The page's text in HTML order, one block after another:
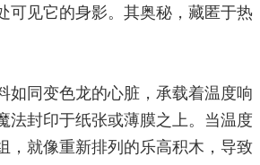
可见它的身影。其奥秘，藏匿于热
如同变色龙的心脏，承载着温度响
法封印于纸张或薄膜之上。当温度
，就像重新排列的乐高积木，导致